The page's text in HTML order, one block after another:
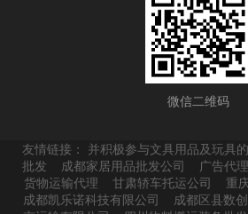
微信二维码
友情链接： 并积极参与文具用品及玩具
批发
成都家居用品批发公司 广告代理
货物运输代理
甘肃轿车托运公司
重
成都凯乐诺科技有限公司
成都区县数